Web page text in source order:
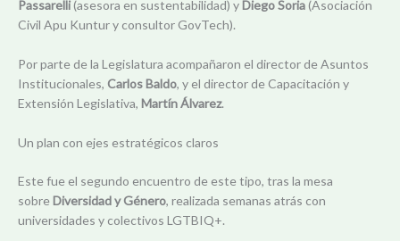
Passarelli(asesora en sustentabilidad) yDiego Soria(Asociación
Civil Apu Kuntur y consultor GovTech).
Por parte de la Legislatura acompañaron el director de Asuntos
Institucionales, Carlos Baldo, y el director de Capacitación y
Extensión Legislativa, Martín Álvarez.
Un plan con ejes estratégicos claros
Este fue el segundo encuentro de este tipo, tras la mesa
sobreDiversidad y Género, realizada semanas atrás con
universidades y colectivos LGTBIQ+.